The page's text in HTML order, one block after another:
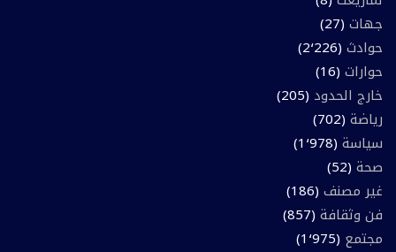
جهات (27)
حوادث (2٬226)
حوارات (16)
خارج الحدود (205)
رياضة (702)
سياسة (1٬978)
صحة (52)
غير مصنف (186)
فن وثقافة (857)
مجتمع (1٬975)